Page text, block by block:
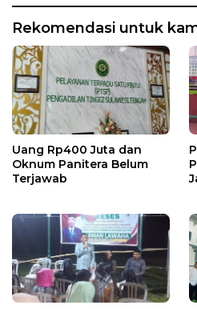
Rekomendasi untuk
Uang Rp400 Juta dan
Oknum Panitera Belum
Terjawab